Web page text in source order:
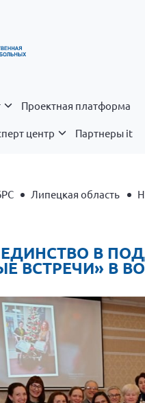
Проектная платформа
центр Партнеры it
Липецкая область
ЕДИНСТВО В
ВСТРЕЧИ» В